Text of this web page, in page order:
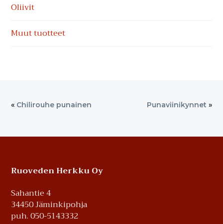
Oliivit
Muut tuotteet
« Chilirouhe punainen Punaviinikynnet »
Footer
Ruoveden Herkku Oy
Sahantie 4
34450 Jäminkipohja
puh. 050-5143332